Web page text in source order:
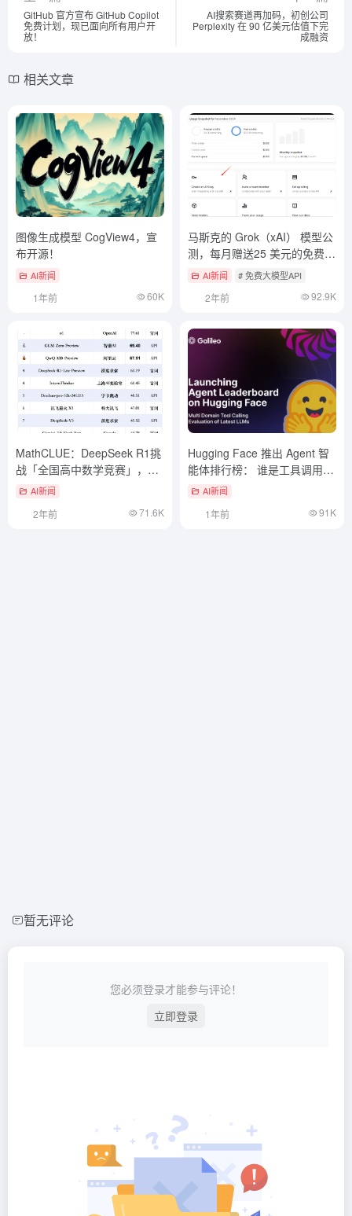
GitHub 官方宣布 GitHub Copilot
免费计划，现已面向所有用户开
放！
AI搜索赛道再加码，初创公司
Perplexity 在 90 亿美元估值下完
成融资
相关文章
图像生成模型 CogView4，宣
布开源！
AI新闻
1年前 60K
马斯克的 Grok（xAI） 模型公
测，每月赠送25 美元的免费
APIAI新闻 # 免费大模型API
2年前 92.9K
MathCLUE：DeepSeek R1挑
战「全国高中数学竞赛」，成
绩大幅超越o1
AI新闻
2年前 71.6K
Hugging Face 推出 Agent 智
能体排行榜： 谁是工具调用领
域的领导者？
AI新闻
1年前 91K
暂无评论
您必须登录才能参与评论！
立即登录